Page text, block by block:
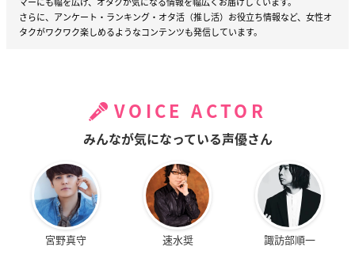
さらに、アンケート・ランキング・オタ活（推し活）お役立ち情報など、女性オ
タクがワクワク楽しめるようなコンテンツも発信しています。
VOICE ACTOR
みんなが気になっている声優さん
宮野真守 速水奨 諏訪部順一